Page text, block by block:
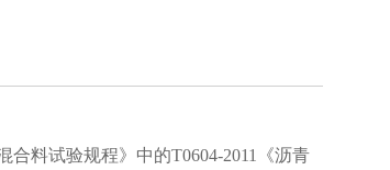
料试验规程》中的T0604-2011《沥青